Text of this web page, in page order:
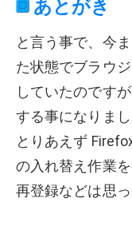
あとがき
と言う事で、今
た状態でブラウ
していたのです
する事になりまし
とりあえず
の入れ替え作業
再登録などは思